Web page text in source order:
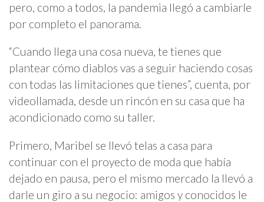
pero, como a todos, la pandemia llegó a cambiarle
por completo el panorama.
“Cuando llega una cosa nueva, te tienes que
plantear cómo diablos vas a seguir haciendo cosas
con todas las limitaciones que tienes”, cuenta, por
videollamada, desde un rincón en su casa que ha
acondicionado como su taller.
Primero, Maribel se llevó telas a casa para
continuar con el proyecto de moda que había
dejado en pausa, pero el mismo mercado la llevó a
darle un giro a su negocio: amigos y conocidos le